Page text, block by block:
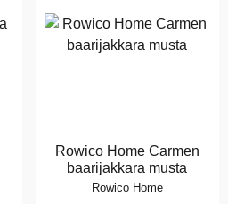
Rowico Home Carmen
baarijakkara musta
Rowico Home